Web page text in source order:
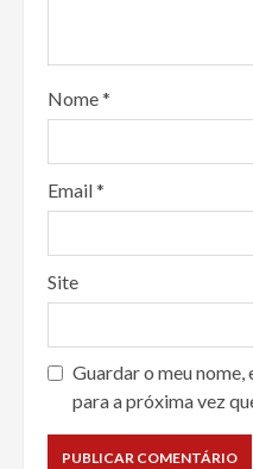
Nome*
Email*
Site
Guardar o meu
para a próxima vez